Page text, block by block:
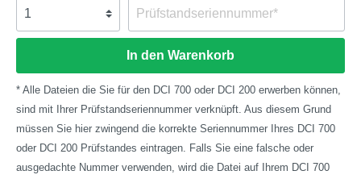
In den Warenkorb
* Alle Dateien die Sie für den DCI 700 oder DCI 200 erwerben können,
sind mit Ihrer Prüfstandseriennummer verknüpft. Aus diesem Grund
müssen Sie hier zwingend die korrekte Seriennummer Ihres DCI 700
oder DCI 200 Prüfstandes eintragen. Falls Sie eine falsche oder
ausgedachte Nummer verwenden, wird die Datei auf Ihrem DCI 700